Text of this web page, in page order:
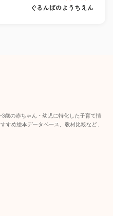
ぐるんぱのようちえん
歳の赤ちゃん・幼児に特化した子育て情
すめ絵本データベース、教材比較など、